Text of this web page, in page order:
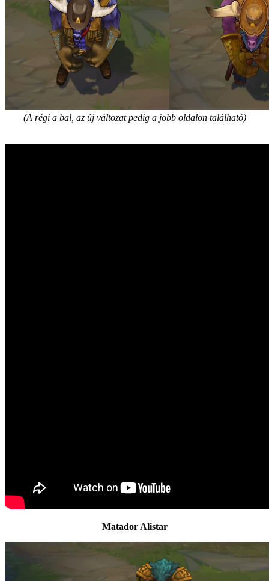
(A régi a bal, az új változat pedig a jobb oldalon található)
Matador Alistar